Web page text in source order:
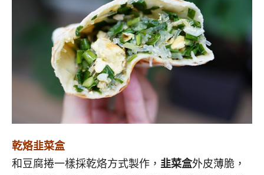
乾烙韭菜盒
和豆腐捲一樣採乾烙方式製作， 韭菜盒外皮薄脆，